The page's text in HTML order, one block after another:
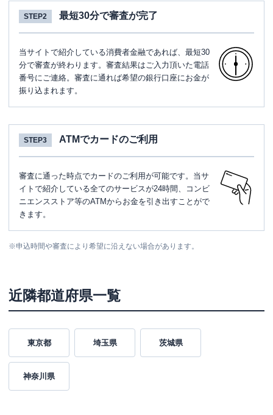
STEP2 最短30分で審査が完了
当サイトで紹介している消費者金融であれば、最短30
分で審査が終わります。審査結果はご入力頂いた電話
番号にご連絡。審査に通れば希望の銀行口座にお金が
振り込まれます。
STEP3 ATMでカードのご利用
審査に通った時点でカードのご利用が可能です。当サ
イトで紹介している全てのサービスが24時間、コンビ
ニエンスストア等のATMからお金を引き出すことがで
きます。
※申込時間や審査により希望に沿えない場合があります。
近隣都道府県一覧
東京都 埼玉県 茨城県
神奈川県